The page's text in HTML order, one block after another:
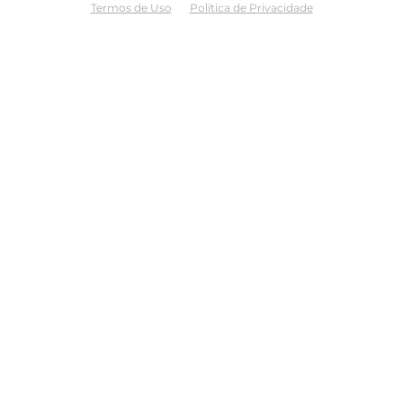
Termos de Uso Política de Privacidade